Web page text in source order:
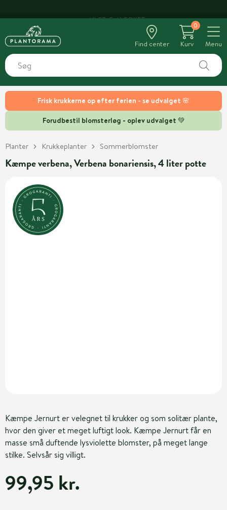
Frisk krukkerne op efter ferien - se udvalget 🌸
Forudbestil blomsterløg - oplev udvalget 💚
Find center
0
Kurv
Menu
Planter Krukkeplanter Sommerblomster
Kæmpe verbena, Verbena bonariensis, 4 liter potte
Kæmpe Jernurt er velegnet til krukker og som solitær plante,
hvor den giver et meget luftigt look. Kæmpe Jernurt får en
masse små duftende lysviolette blomster, på meget lange
stilke. Selvsår sig villigt.
99,95 kr.